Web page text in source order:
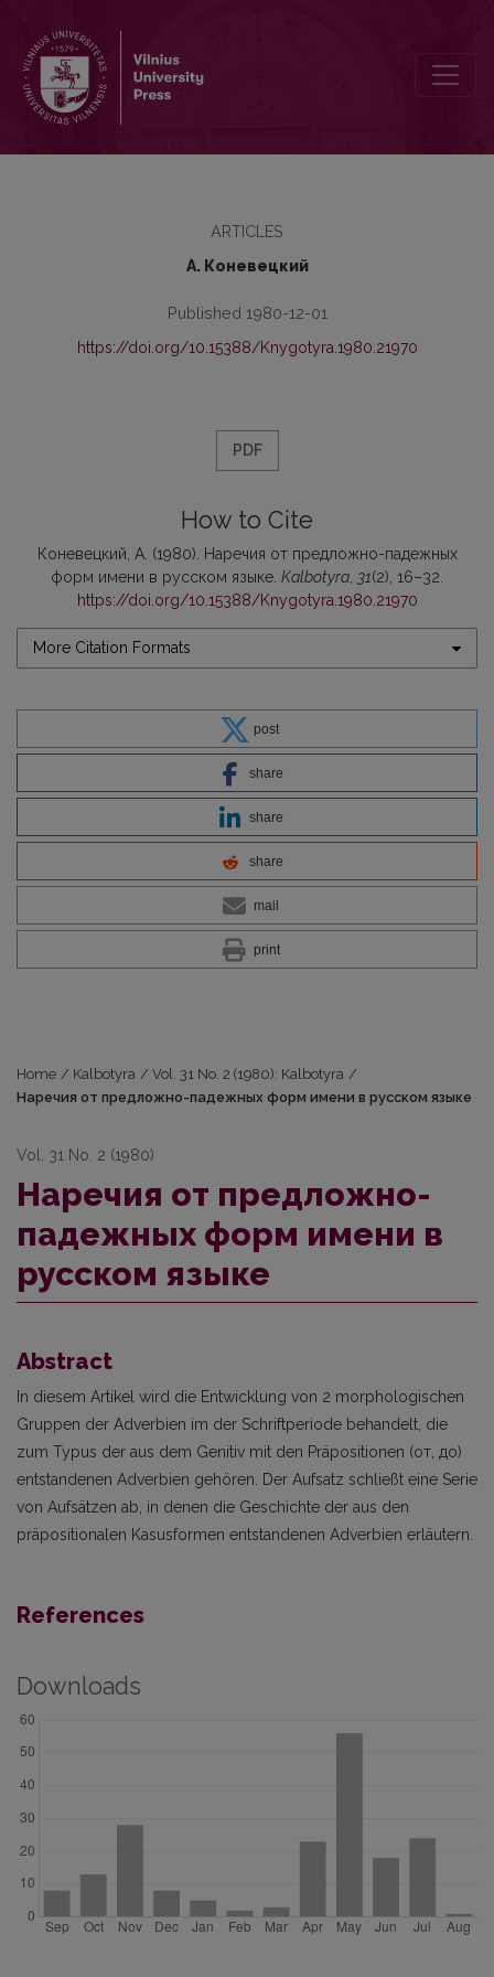
ARTICLES
А. Коневецкий
Published 1980-12-01
https://doi.org/10.15388/Knygotyra.1980.21970
PDF
How to Cite
Коневецкий, А. (1980). Наречия от предложно-падежных
форм имени в русском языке. Kalbotyra 31(2), 16–32.
https://doi.org/10.15388/Knygotyra.1980.21970
More Citation Formats
post
share
share
share
mail
print
Home / Kalbotyra / Vol. 31 No. 2 (1980): Kalbotyra /
Наречия от предложно-падежных форм имени в русском языке
Vol. 31 No. 2 (1980)
Наречия от предложно-
падежных форм имени в
русском языке
Abstract
In diesem Artikel wird die Entwicklung von 2 morphologischen
Gruppen der Adverbien im der Schriftperiode behandelt, die
zum Typus der aus dem Genitiv mit den Präpositionen (от, до)
entstandenen Adverbien gehören. Der Aufsatz schließt eine Serie
von Aufsätzen ab, in denen die Geschichte der aus den
präpositionalen Kasusformen entstandenen Adverbien erläutern.
References
Downloads